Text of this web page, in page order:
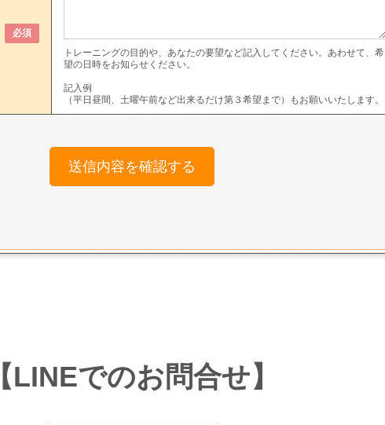
必須
トレーニングの目的や、あなたの要望など記入してください。あわせて、希
望の日時をお知らせください。
記入例
（平日昼間、土曜午前など出来るだけ第３希望まで）もお願いいたします。
【LINEでのお問合せ】